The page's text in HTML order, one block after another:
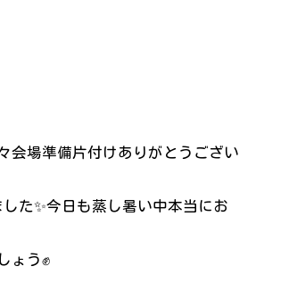
会場準備片付けありがとうござい
た✨今日も蒸し暑い中本当にお
ょう✊